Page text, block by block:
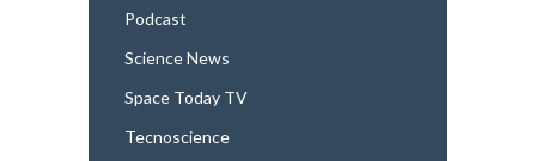
Podcast
Science News
Space Today TV
Tecnoscience